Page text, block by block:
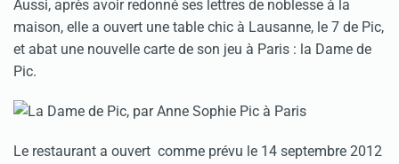
Aussi, après avoir redonné ses lettres de noblesse à la
maison, elle a ouvert une table chic à Lausanne, le 7 de Pic,
et abat une nouvelle carte de son jeu à Paris : la Dame de
Pic.
Le restaurant a ouvert comme prévu le 14 septembre 2012